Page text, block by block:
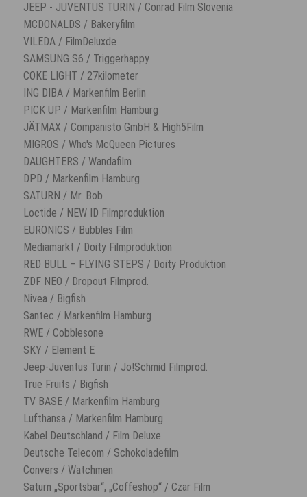
JEEP - JUVENTUS TURIN / Conrad Film Slovenia
MCDONALDS / Bakeryfilm
VILEDA / FilmDeluxde
SAMSUNG S6 / Triggerhappy
COKE LIGHT / 27kilometer
ING DIBA / Markenfilm Berlin
PICK UP / Markenfilm Hamburg
JÄTMAX / Companisto GmbH & High5Film
MIGROS / Who's McQueen Pictures
DAUGHTERS / Wandafilm
DPD / Markenfilm Hamburg
SATURN / Mr. Bob
Loctide / NEW ID Filmproduktion
EURONICS / Bubbles Film
Mediamarkt / Doity Filmproduktion
RED BULL – FLYING STEPS / Doity Produktion
ZDF NEO / Dropout Filmprod.
Nivea / Bigfish
Santec / Markenfilm Hamburg
RWE / Cobblesone
SKY / Element E
Jeep-Juventus Turin / Jo!Schmid Filmprod.
True Fruits / Bigfish
TV BASE / Markenfilm Hamburg
Lufthansa / Markenfilm Hamburg
Kabel Deutschland / Film Deluxe
Deutsche Telecom / Schokoladefilm
Convers / Watchmen
Saturn „Sportsbar“, „Coffeshop“ / Czar Film